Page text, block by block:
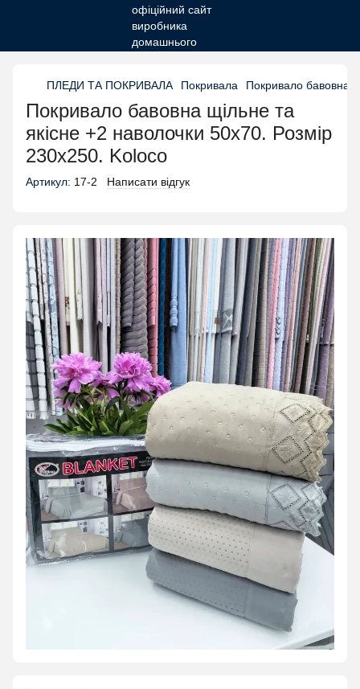
ПЛЕДИ ТА ПОКРИВАЛА Покривала Покривало бавовна
Покривало бавовна щільне та
якісне +2 наволочки 50х70. Розмір
230х250. Koloco
Артикул: 17-2 Написати відгук